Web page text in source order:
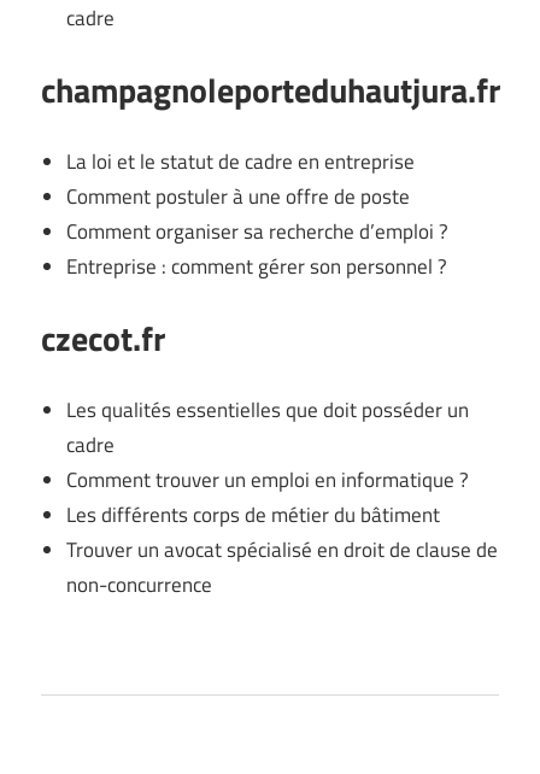
cadre
champagnoleporteduhautjura.fr
La loi et le statut de cadre en entreprise
Comment postuler à une offre de poste
Comment organiser sa recherche d’emploi ?
Entreprise : comment gérer son personnel ?
czecot.fr
Les qualités essentielles que doit posséder un
cadre
Comment trouver un emploi en informatique ?
Les différents corps de métier du bâtiment
Trouver un avocat spécialisé en droit de clause de
non-concurrence